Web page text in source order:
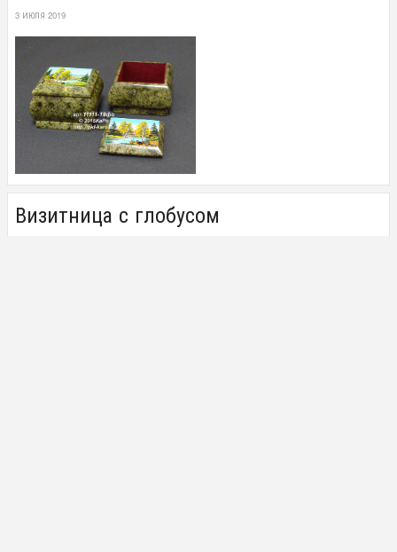
3 ИЮЛЯ 2019
Визитница с глобусом